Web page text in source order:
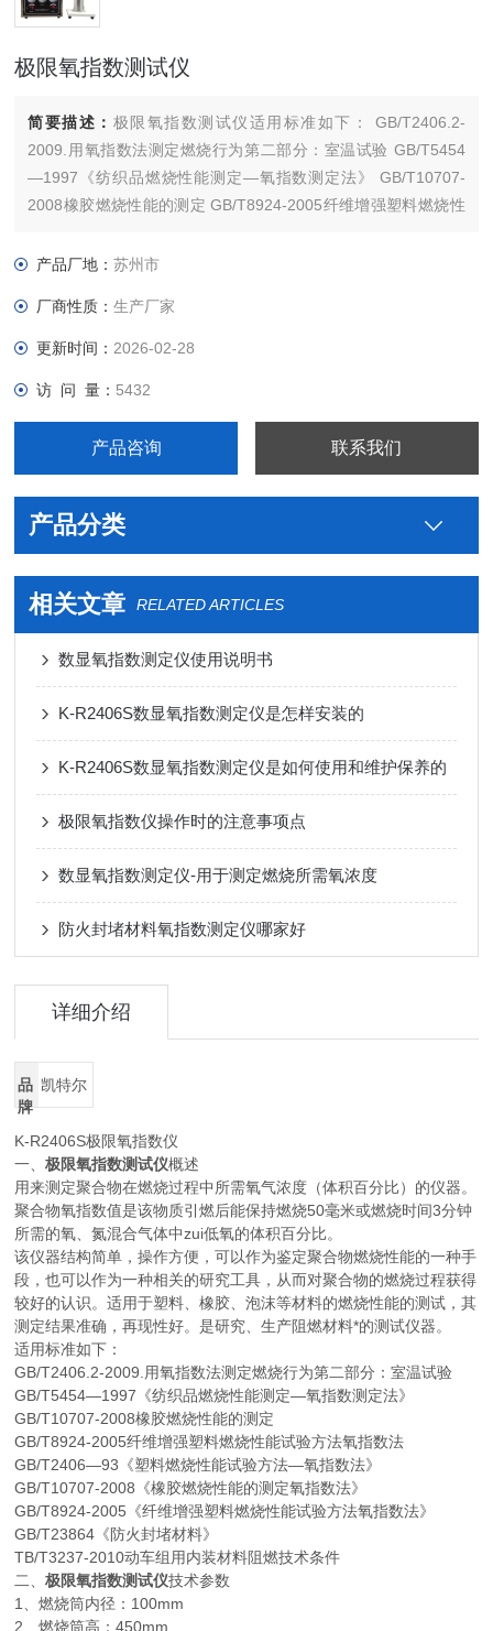
极限氧指数测试仪
简要描述： 极限氧指数测试仪适用标准如下： GB/T2406.2-
2009.用氧指数法测定燃烧行为第二部分：室温试验 GB/T5454
—1997《纺织品燃烧性能测定—氧指数测定法》 GB/T10707-
2008橡胶燃烧性能的测定 GB/T8924-2005纤维增强塑料燃烧性
氧指数法》
产品厂地：苏州市
厂商性质：生产厂家
更新时间： 2026-02-28
访 问 量： 5432
产品咨询 联系我们
产品分类
相关文章 RELATED ARTICLES
数显氧指数测定仪使用说明书
K-R2406S数显氧指数测定仪是怎样安装的
K-R2406S数显氧指数测定仪是如何使用和维护保养的
极限氧指数仪操作时的注意事项点
数显氧指数测定仪-用于测定燃烧所需氧浓度
防火封堵材料氧指数测定仪哪家好
详细介绍
品
牌
凯特尔
K-R2406S极限氧指数仪
一、极限氧指数测试仪概述
用来测定聚合物在燃烧过程中所需氧气浓度（体积百分比）的仪器。
聚合物氧指数值是该物质引燃后能保持燃烧50毫米或燃烧时间3分钟
所需的氧、氮混合气体中zui低氧的体积百分比。
该仪器结构简单，操作方便，可以作为鉴定聚合物燃烧性能的一种手
段，也可以作为一种相关的研究工具，从而对聚合物的燃烧过程获得
较好的认识。适用于塑料、橡胶、泡沫等材料的燃烧性能的测试，其
测定结果准确，再现性好。是研究、生产阻燃材料*的测试仪器。
适用标准如下：
GB/T2406.2-2009.用氧指数法测定燃烧行为第二部分：室温试验
GB/T5454—1997《纺织品燃烧性能测定—氧指数测定法》
GB/T10707-2008橡胶燃烧性能的测定
GB/T8924-2005纤维增强塑料燃烧性能试验方法氧指数法
GB/T2406—93《塑料燃烧性能试验方法—氧指数法》
GB/T10707-2008《橡胶燃烧性能的测定氧指数法》
GB/T8924-2005《纤维增强塑料燃烧性能试验方法氧指数法》
GB/T23864《防火封堵材料》
TB/T3237-2010动车组用内装材料阻燃技术条件
二、极限氧指数测试仪技术参数
1、燃烧筒内径：100mm
2、燃烧筒高：450mm